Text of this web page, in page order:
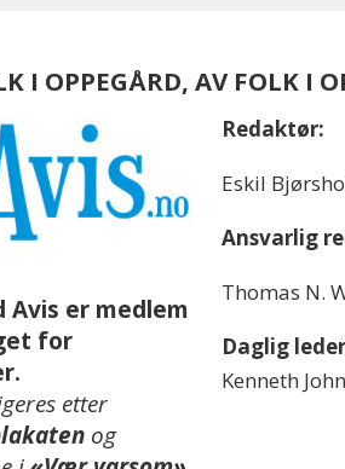
I OPPEGÅRD, AV FOLK I
Avis er medlem
for
etter
og
Redaktør:
Eskil
Ansvarlig
Thomas N.
Daglig
Kenneth